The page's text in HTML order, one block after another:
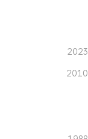
2023
2010